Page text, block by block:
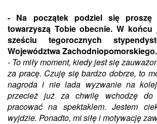
- Na początek podziel się proszę
towarzyszą Tobie obecnie. W
sześciu tegorocznych
Województwa
- To miły moment, kiedy jest się
za pracę. Czuję się bardzo dobrze, to
nagroda i nie lada wyzwanie na
przecież już za chwilę wchodzę
pracować na spektaklem. Jestem
wyjdzie. Ponadto, mi siłę i motywację